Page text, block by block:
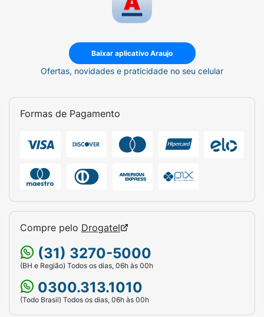
Baixar aplicativo Araujo
Ofertas, novidades e praticidade no seu celular
Formas de Pagamento
Compre pelo Drogatel
(31) 3270-5000
(BH e Região) Todos os dias, 06h às 00h
0300.313.1010
(Todo Brasil) Todos os dias, 06h às 00h